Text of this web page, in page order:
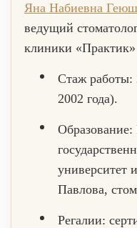
Яна Набиевна
ведущий
клиники
Стаж работы:
2002 года).
Образование:
университет
Павлова,
Регалии: